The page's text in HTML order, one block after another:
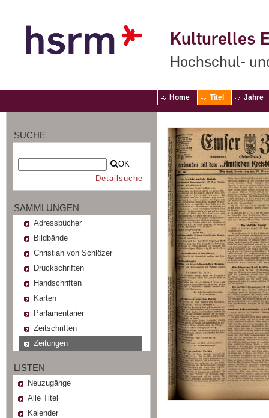
Kulturelles
Hochschul-
Home Titel Jahre
SUCHE
OK
Detailsuche
SAMMLUNGEN
Adressbücher
Bildbände
Christian von Schlözer
Druckschriften
Handschriften
Karten
Parlamentarier
Zeitschriften
Zeitungen
LISTEN
Neuzugänge
Alle Titel
Kalender